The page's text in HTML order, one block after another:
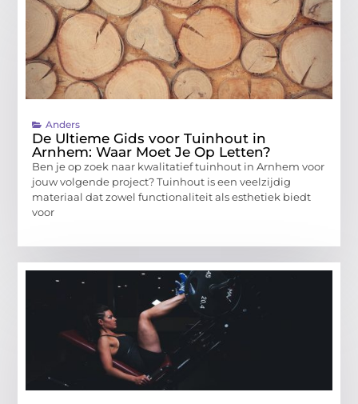
Anders
De Ultieme Gids voor Tuinhout in
Arnhem: Waar Moet Je Op Letten?
Ben je op zoek naar kwalitatief tuinhout in Arnhem voor
jouw volgende project? Tuinhout is een veelzijdig
materiaal dat zowel functionaliteit als esthetiek biedt
voor